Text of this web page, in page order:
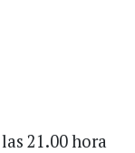
21.00 hora